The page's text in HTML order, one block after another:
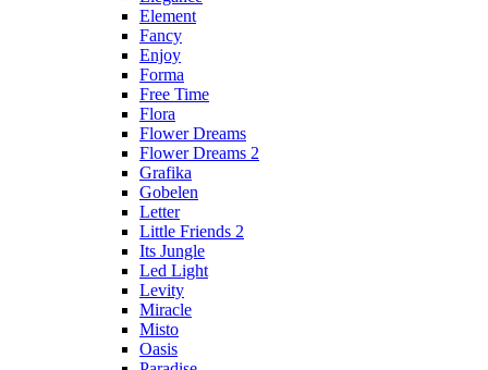
Element
Fancy
Enjoy
Forma
Free Time
Flora
Flower Dreams
Flower Dreams 2
Grafika
Gobelen
Letter
Little Friends 2
Its Jungle
Led Light
Levity
Miracle
Misto
Oasis